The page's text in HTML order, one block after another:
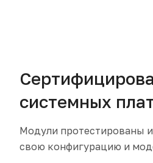
системных
Модули протестированы
свою конфигурацию и